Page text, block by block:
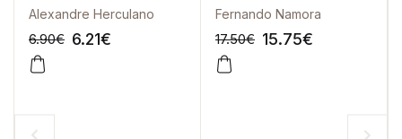
Alexandre Herculano
6.90€ 6.21€
Fernando Namora
17.50€ 15.75€